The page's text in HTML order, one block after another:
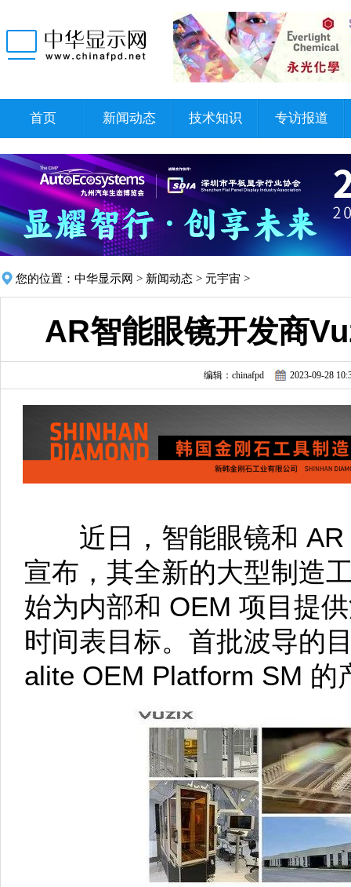
首页 新闻动态 技术知识 专访报道
您的位置： 中华显示网 > 新闻动态 > 元宇宙 >
AR智能眼镜开发商
编辑：chinafpd 2023-09-28
近日，智能眼镜和 AR
宣布，其全新的大型制造
始为内部和 OEM 项目提
时间表目标。首批波导的
alite OEM Platform SM 的